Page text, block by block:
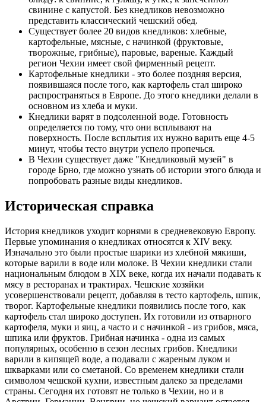
свинине с капустой. Без кнедликов невозможно
представить классический чешский обед.
Существует более 20 видов кнедликов: хлебные,
картофельные, мясные, с начинкой (фруктовые,
творожные, грибные), паровые, вареные. Каждый
регион Чехии имеет свой фирменный рецепт.
Картофельные кнедлики - это более поздняя версия,
появившаяся после того, как картофель стал широко
распространяться в Европе. До этого кнедлики делали в
основном из хлеба и муки.
Кнедлики варят в подсоленной воде. Готовность
определяется по тому, что они всплывают на
поверхность. После всплытия их нужно варить еще 4-5
минут, чтобы тесто внутри успело пропечься.
В Чехии существует даже "Кнедликовый музей" в
городе Брно, где можно узнать об истории этого блюда и
попробовать разные виды кнедликов.
Историческая справка
История кнедликов уходит корнями в средневековую Европу.
Первые упоминания о кнедликах относятся к XIV веку.
Изначально это были простые шарики из хлебной мякиши,
которые варили в воде или молоке. В Чехии кнедлики стали
национальным блюдом в XIX веке, когда их начали подавать к
мясу в ресторанах и трактирах. Чешские хозяйки
усовершенствовали рецепт, добавляя в тесто картофель, шпик,
творог. Картофельные кнедлики появились после того, как
картофель стал широко доступен. Их готовили из отварного
картофеля, муки и яиц, а часто и с начинкой - из грибов, мяса,
шпика или фруктов. Грибная начинка - одна из самых
популярных, особенно в сезон лесных грибов. Кнедлики
варили в кипящей воде, а подавали с жареным луком и
шкварками или со сметаной. Со временем кнедлики стали
символом чешской кухни, известным далеко за пределами
страны. Сегодня их готовят не только в Чехии, но и в